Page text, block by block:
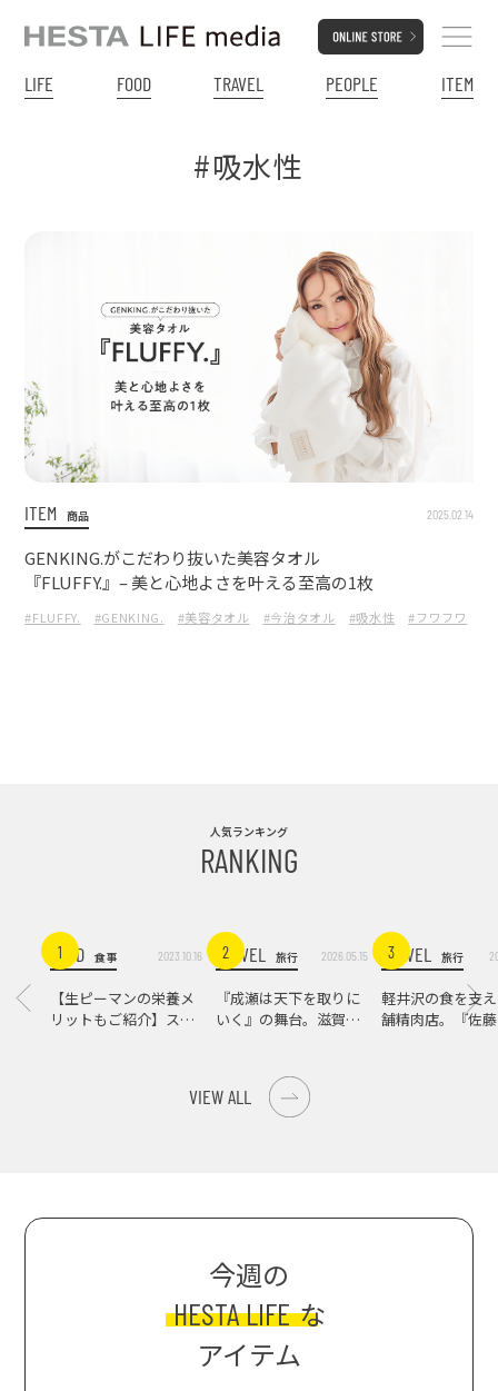
LIFE FOOD TRAVEL PEOPLE ITEM
#吸水性
ITEM 商品 2025.02.14
GENKING.がこだわり抜いた美容タオル
『FLUFFY.』– 美と心地よさを叶える至高の1枚
#FLUFFY. #GENKING. #美容タオル #今治タオル #吸水性 #フワフワ
人気ランキング
RANKING
1FOOD 食事 2023.10.16
【生ピーマンの栄養メ
リットもご紹介】スパ
2
TRAVEL 旅行 2026.05.15
『成瀬は天下を取りに
いく』の舞台。滋賀県
3
TRAVEL 旅行
軽井沢の食を支
舗精肉店。『佐
VIEW ALL
今週の
HESTA LIFE な
アイテム